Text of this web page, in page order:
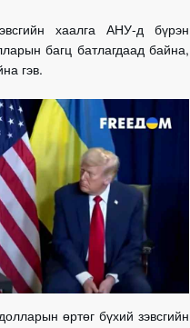
хаалга АНУ-д бүрэн
багц батлагдаад байна,
гэв.
өртөг бүхий зэвсгийн